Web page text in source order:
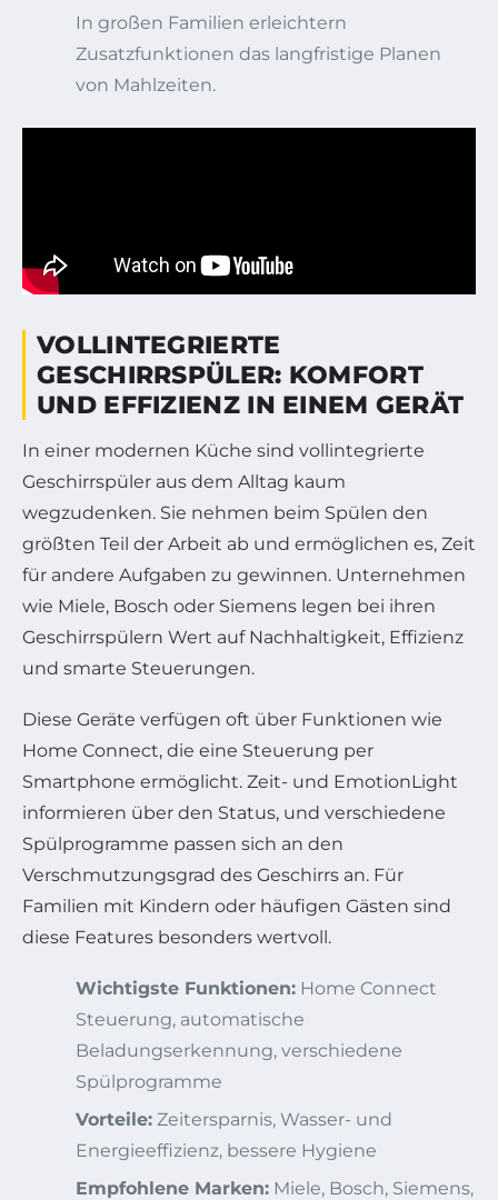
In großen Familien erleichtern
Zusatzfunktionen das langfristige Planen
von Mahlzeiten.
VOLLINTEGRIERTE
GESCHIRRSPÜLER: KOMFORT
UND EFFIZIENZ IN EINEM GERÄT
In einer modernen Küche sind vollintegrierte
Geschirrspüler aus dem Alltag kaum
wegzudenken. Sie nehmen beim Spülen den
größten Teil der Arbeit ab und ermöglichen es, Zeit
für andere Aufgaben zu gewinnen. Unternehmen
wie Miele, Bosch oder Siemens legen bei ihren
Geschirrspülern Wert auf Nachhaltigkeit, Effizienz
und smarte Steuerungen.
Diese Geräte verfügen oft über Funktionen wie
Home Connect, die eine Steuerung per
Smartphone ermöglicht. Zeit- und EmotionLight
informieren über den Status, und verschiedene
Spülprogramme passen sich an den
Verschmutzungsgrad des Geschirrs an. Für
Familien mit Kindern oder häufigen Gästen sind
diese Features besonders wertvoll.
Wichtigste Funktionen: Home Connect
Steuerung, automatische
Beladungserkennung, verschiedene
Spülprogramme
Vorteile: Zeitersparnis, Wasser- und
Energieeffizienz, bessere Hygiene
Empfohlene Marken: Miele, Bosch, Siemens,